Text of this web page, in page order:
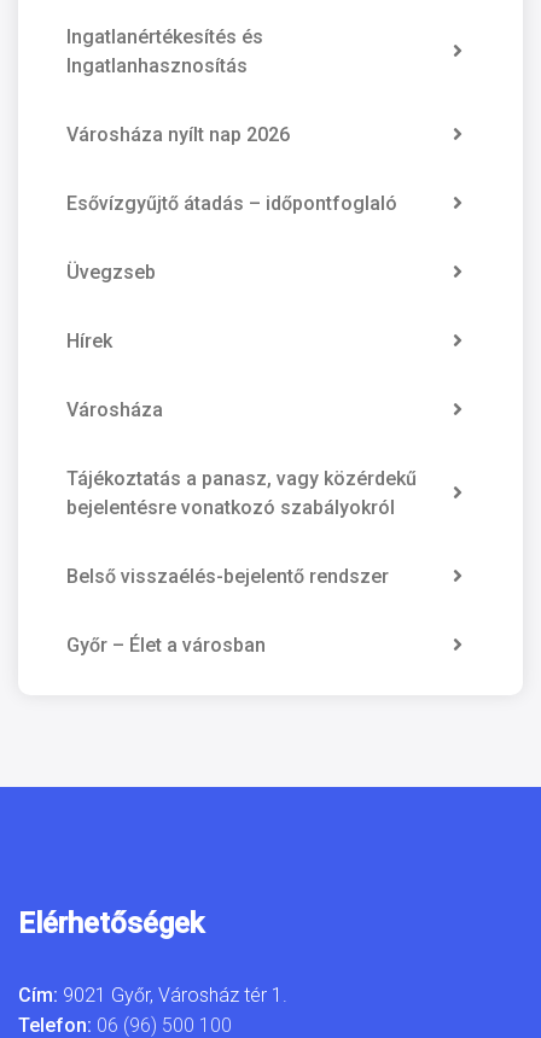
Ingatlanértékesítés és
Ingatlanhasznosítás
Városháza nyílt nap 2026
Esővízgyűjtő átadás – időpontfoglaló
Üvegzseb
Hírek
Városháza
Tájékoztatás a panasz, vagy közérdekű
bejelentésre vonatkozó szabályokról
Belső visszaélés-bejelentő rendszer
Győr – Élet a városban
Elérhetőségek
Cím: 9021 Győr, Városház tér 1.
Telefon: 06 (96) 500 100